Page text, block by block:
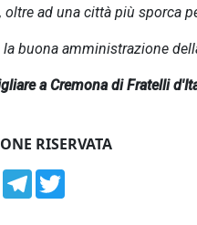
oltre ad una città più sporca
la buona amministrazione
a Cremona di Fratelli
RISERVATA
WhatsApp
Telegram